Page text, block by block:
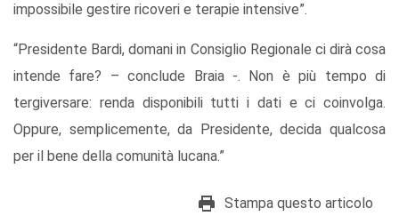
impossibile gestire ricoveri e terapie intensive”.
“Presidente Bardi, domani in Consiglio Regionale ci dirà cosa
intende fare? – conclude Braia -. Non è più tempo di
tergiversare: renda disponibili tutti i dati e ci coinvolga.
Oppure, semplicemente, da Presidente, decida qualcosa
per il bene della comunità lucana.”
Stampa questo articolo